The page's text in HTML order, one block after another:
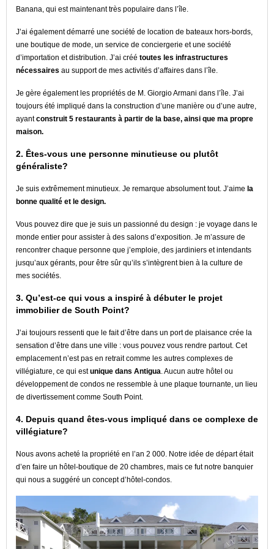
Banana, qui est maintenant très populaire dans l’île.
J’ai également démarré une société de location de bateaux hors-bords,
une boutique de mode, un service de conciergerie et une société
d’importation et distribution. J’ai créé toutes les infrastructures
nécessaires au support de mes activités d’affaires dans l’île.
Je gère également les propriétés de M. Giorgio Armani dans l’île. J’ai
toujours été impliqué dans la construction d’une manière ou d’une autre,
ayantconstruit 5 restaurants à partir de la base, ainsi que ma propre
maison.
2. Êtes-vous une personne minutieuse ou plutôt
généraliste?
Je suis extrêmement minutieux. Je remarque absolument tout. J’aime la
bonne qualité et le design.
Vous pouvez dire que je suis un passionné du design : je voyage dans le
monde entier pour assister à des salons d’exposition. Je m’assure de
rencontrer chaque personne que j’emploie, des jardiniers et intendants
jusqu’aux gérants, pour être sûr qu’ils s’intègrent bien à la culture de
mes sociétés.
3. Qu’est-ce qui vous a inspiré à débuter le projet
immobilier de South Point?
J’ai toujours ressenti que le fait d’être dans un port de plaisance crée la
sensation d’être dans une ville : vous pouvez vous rendre partout. Cet
emplacement n’est pas en retrait comme les autres complexes de
villégiature, ce qui estunique dans Antigua. Aucun autre hôtel ou
développement de condos ne ressemble à une plaque tournante, un lieu
de divertissement comme South Point.
4. Depuis quand êtes-vous impliqué dans ce complexe de
villégiature?
Nous avons acheté la propriété en l’an 2 000. Notre idée de départ était
d’en faire un hôtel-boutique de 20 chambres, mais ce fut notre banquier
qui nous a suggéré un concept d’hôtel-condos.